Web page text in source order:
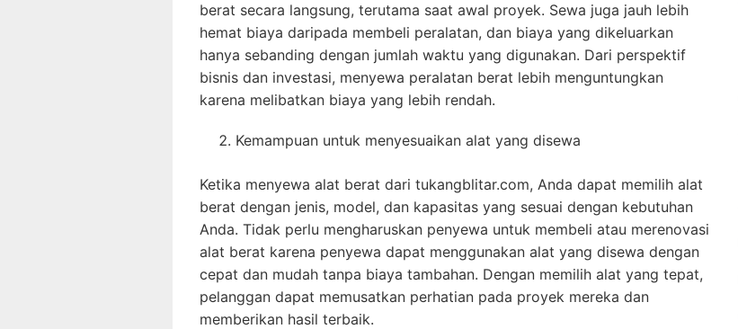
berat secara langsung, terutama saat awal proyek. Sewa juga jauh lebih
hemat biaya daripada membeli peralatan, dan biaya yang dikeluarkan
hanya sebanding dengan jumlah waktu yang digunakan. Dari perspektif
bisnis dan investasi, menyewa peralatan berat lebih menguntungkan
karena melibatkan biaya yang lebih rendah.
Kemampuan untuk menyesuaikan alat yang disewa
Ketika menyewa alat berat dari tukangblitar.com, Anda dapat memilih alat
berat dengan jenis, model, dan kapasitas yang sesuai dengan kebutuhan
Anda. Tidak perlu mengharuskan penyewa untuk membeli atau merenovasi
alat berat karena penyewa dapat menggunakan alat yang disewa dengan
cepat dan mudah tanpa biaya tambahan. Dengan memilih alat yang tepat,
pelanggan dapat memusatkan perhatian pada proyek mereka dan
memberikan hasil terbaik.